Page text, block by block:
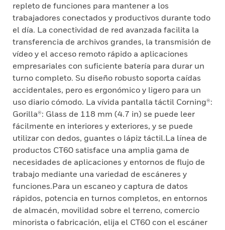
repleto de funciones para mantener a los
trabajadores conectados y productivos durante todo
el día. La conectividad de red avanzada facilita la
transferencia de archivos grandes, la transmisión de
vídeo y el acceso remoto rápido a aplicaciones
empresariales con suficiente batería para durar un
turno completo. Su diseño robusto soporta caídas
accidentales, pero es ergonómico y ligero para un
uso diario cómodo. La vívida pantalla táctil Corning®:
Gorilla®: Glass de 118 mm (4.7 in) se puede leer
fácilmente en interiores y exteriores, y se puede
utilizar con dedos, guantes o lápiz táctil.La línea de
productos CT60 satisface una amplia gama de
necesidades de aplicaciones y entornos de flujo de
trabajo mediante una variedad de escáneres y
funciones.Para un escaneo y captura de datos
rápidos, potencia en turnos completos, en entornos
de almacén, movilidad sobre el terreno, comercio
minorista o fabricación, elija el CT60 con el escáner